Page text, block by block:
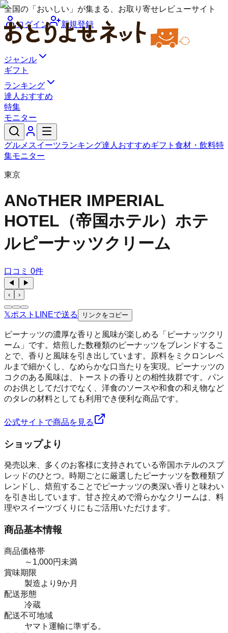
全国の「おいしい」が集まる、お取り寄せレビューサイト
ログイン
新規登録
ジャンル
ギフト
ランキング
達人おすすめ
特集
モニター
グルメ スイーツランキング達人おすすめギフト 食材・飲料特
集モニター
東京
ANoTHER IMPERIAL
HOTEL（帝国ホテル） ホテ
ルピーナッツクリーム
口コミ 0件
◀
▶
‹
›
𝕏ポスト LINEで送る リンクをコピー
ピーナッツの濃厚な香りと風味が楽しめる「ピーナッツクリ
ーム」です。焙煎した数種類のピーナッツをブレンドするこ
とで、香りと風味を引き出しています。原料をミクロンレベ
ルまで細かくし、なめらかな口当たりを実現。ピーナッツの
コクのある風味は、トーストの香りとの相性抜群です。パン
のお供としてだけでなく、洋食のソースや和食の和え物など
のタレの材料としても利用でき便利な商品です。
公式サイトで商品を見る
ショップより
発売以来、多くのお客様に支持されている帝国ホテルのスプ
レッドのひとつ。時期ごとに厳選したピーナッツを数種類ブ
レンドし、焙煎することでピーナッツの奥深い香りと味わい
を引き出しています。甘さ控えめで滑らかなクリームは、料
理やスイーツづくりにもご活用いただけます。
商品基本情報
商品価格帯
～1,000円未満
賞味期限
製造より9か月
配送形態
冷蔵
配送不可地域
ヤマト運輸に準ずる。